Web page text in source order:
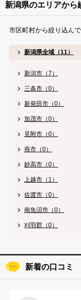
新潟県のエリアから
市区町村から絞り込ん
新潟県全域（11）
新潟市（7）
三条市（0）
新発田市（0）
加茂市（0）
見附市（0）
燕市（0）
妙高市（0）
上越市（1）
佐渡市（0）
南魚沼市（0）
刈羽郡（0）
新着の口コミ